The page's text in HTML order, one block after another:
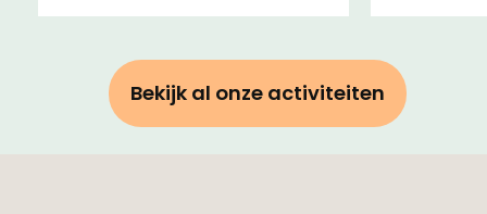
Bekijk al onze activiteiten